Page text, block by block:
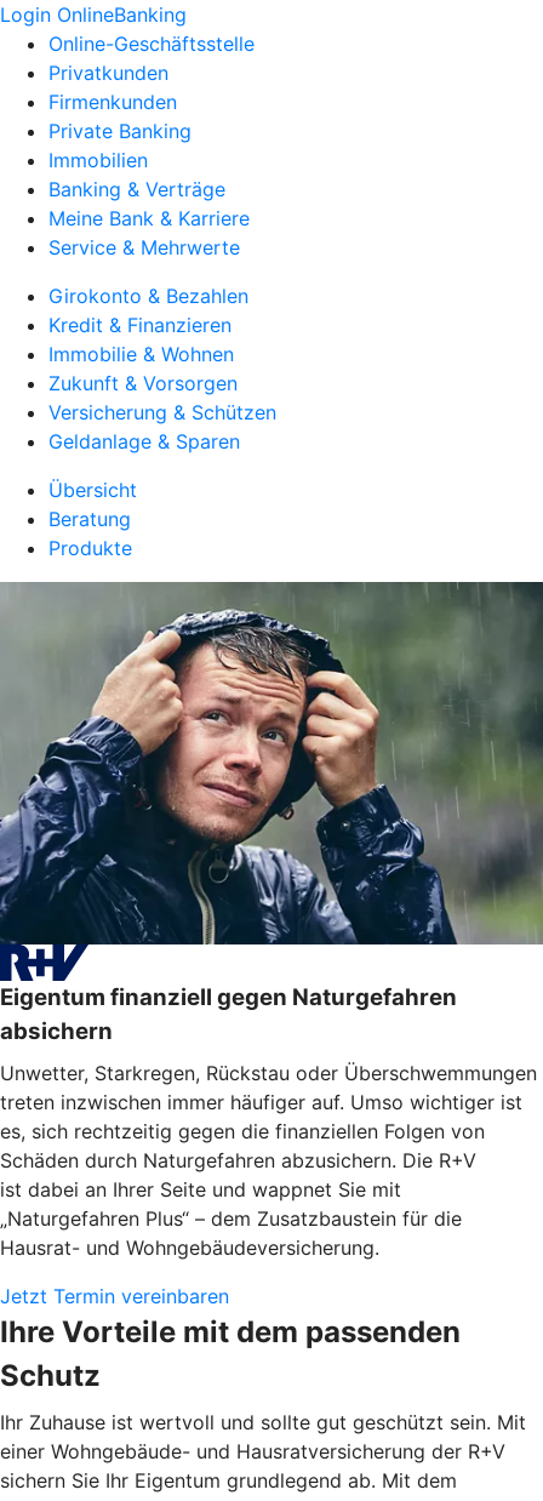
Login OnlineBanking
Online-Geschäftsstelle
Privatkunden
Firmenkunden
Private Banking
Immobilien
Banking & Verträge
Meine Bank & Karriere
Service & Mehrwerte
Girokonto & Bezahlen
Kredit & Finanzieren
Immobilie & Wohnen
Zukunft & Vorsorgen
Versicherung & Schützen
Geldanlage & Sparen
Übersicht
Beratung
Produkte
Eigentum finanziell gegen Naturgefahren
absichern
Unwetter, Starkregen, Rückstau oder Überschwemmungen
treten inzwischen immer häufiger auf. Umso wichtiger ist
es, sich rechtzeitig gegen die finanziellen Folgen von
Schäden durch Naturgefahren abzusichern. Die R+V
ist dabei an Ihrer Seite und wappnet Sie mit
„Naturgefahren Plus“ – dem Zusatzbaustein für die
Hausrat- und Wohngebäudeversicherung.
Jetzt Termin vereinbaren
Ihre Vorteile mit dem passenden
Schutz
Ihr Zuhause ist wertvoll und sollte gut geschützt sein. Mit
einer Wohngebäude- und Hausratversicherung der R+V
sichern Sie Ihr Eigentum grundlegend ab. Mit dem